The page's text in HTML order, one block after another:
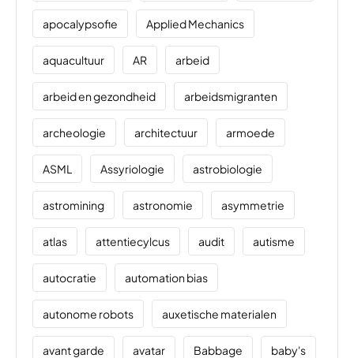
apocalypsofie Applied Mechanics
aquacultuur AR arbeid
arbeid en gezondheid arbeidsmigranten
archeologie architectuur armoede
ASML Assyriologie astrobiologie
astromining astronomie asymmetrie
atlas attentiecylcus audit autisme
autocratie automation bias
autonome robots auxetische materialen
avant garde avatar Babbage baby's